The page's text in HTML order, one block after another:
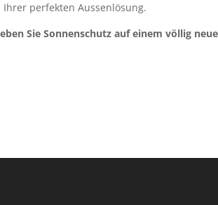
perfekten Aussenlösung.
Sie Sonnenschutz auf einem völlig